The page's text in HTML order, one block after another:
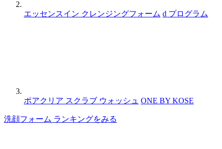
エッセンスイン クレンジングフォーム d プログラム
ポアクリア スクラブ ウォッシュ ONE BY KOSE
洗顔フォーム ランキングをみる